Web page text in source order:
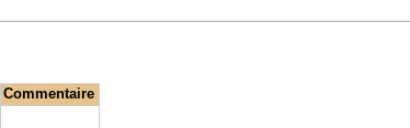
Commentaire